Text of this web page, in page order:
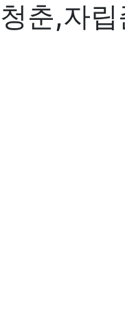
청춘,자